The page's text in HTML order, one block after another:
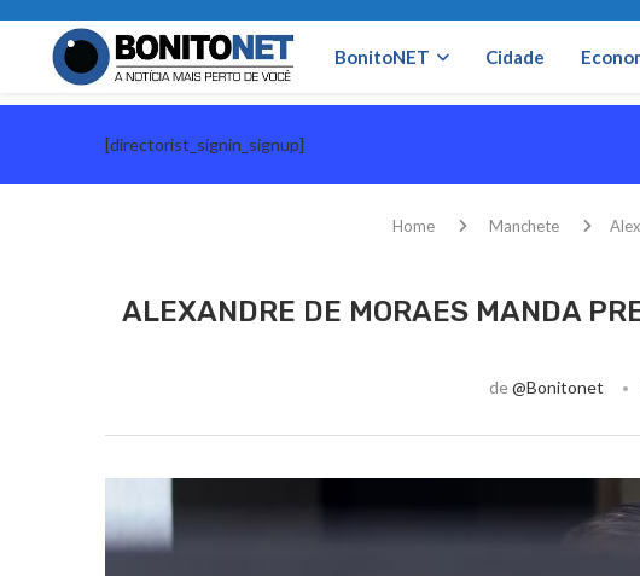
BonitoNET Cidade
[directorist_signin_signup]
Home Manchete
ALEXANDRE DE MORAES MANDA
de@bonitonet